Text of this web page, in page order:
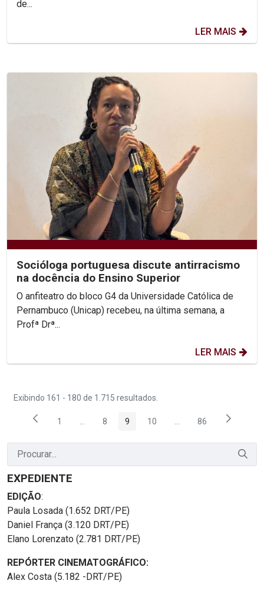
de...
LER MAIS
Socióloga portuguesa discute antirracismo
na docência do Ensino Superior
O anfiteatro do bloco G4 da Universidade Católica de
Pernambuco (Unicap) recebeu, na última semana, a
Profª Drª...
LER MAIS
Exibindo 161 - 180 de 1.715 resultados.
Página
1 Páginas intermediárias Usar ABA para navegar.
Página
8 Página
9 Página
10 PáginasPágina
86
EXPEDIENTE
EDIÇÃO:
Paula Losada (1.652 DRT/PE)
Daniel França (3.120 DRT/PE)
Elano Lorenzato (2.781 DRT/PE)
REPÓRTER CINEMATOGRÁFICO:
Alex Costa (5.182 -DRT/PE)